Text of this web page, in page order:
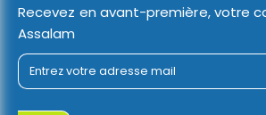
Recevez en avant-première, votre
Assalam